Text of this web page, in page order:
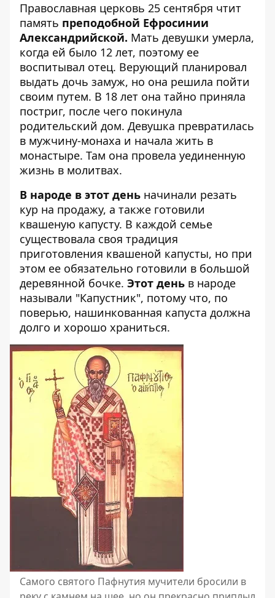
Православная церковь 25 сентября чтит
память преподобной Ефросинии
Александрийской. Мать девушки умерла,
когда ей было 12 лет, поэтому ее
воспитывал отец. Верующий планировал
выдать дочь замуж, но она решила пойти
своим путем. В 18 лет она тайно приняла
постриг, после чего покинула
родительский дом. Девушка превратилась
в мужчину-монаха и начала жить в
монастыре. Там она провела уединенную
жизнь в молитвах.
В народе в этот день начинали резать
кур на продажу, а также готовили
квашеную капусту. В каждой семье
существовала своя традиция
приготовления квашеной капусты, но при
этом ее обязательно готовили в большой
деревянной бочке. Этот день в народе
называли "Капустник", потому что, по
поверью, нашинкованная капуста должна
долго и хорошо храниться.
Самого святого Пафнутия мучители бросили в